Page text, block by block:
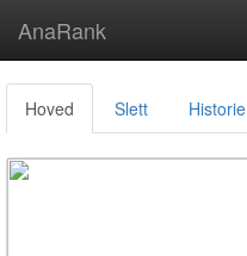
AnaRank
Hoved Slett Historie